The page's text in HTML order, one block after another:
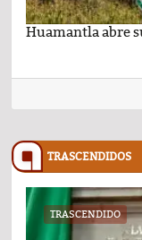
Huamantla abre
TRASCENDIDOS
TRASCENDIDO